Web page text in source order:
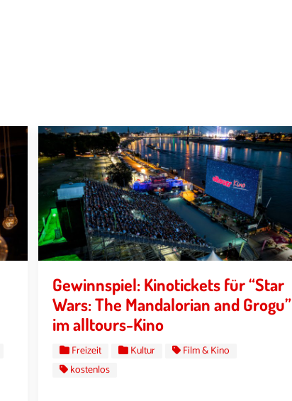
Gewinnspiel: Kinotickets für “Star
Wars: The Mandalorian and Grogu”
im alltours-Kino
Freizeit Kultur
Film & Kino
kostenlos